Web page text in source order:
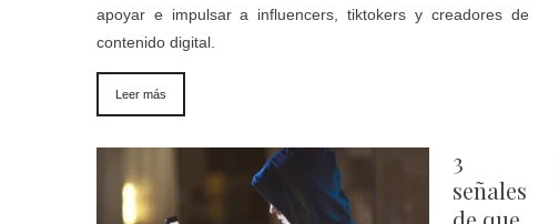
apoyar e impulsar a influencers, tiktokers y creadores de
contenido digital.
Leer más
3
señales